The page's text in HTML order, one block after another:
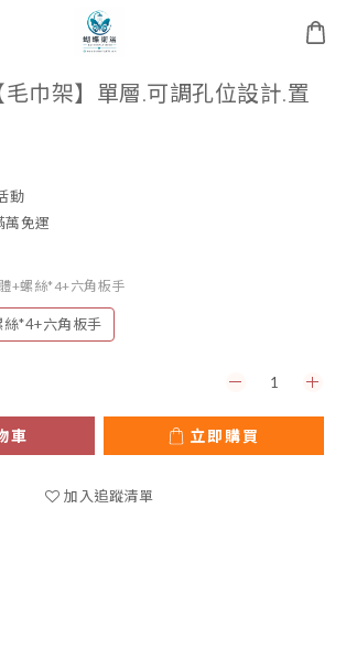
巾架】單層.可調孔位設計.置
動
萬免運
+螺絲*4+六角板手
絲*4+六角板手
車 立即購買
加入追蹤清單